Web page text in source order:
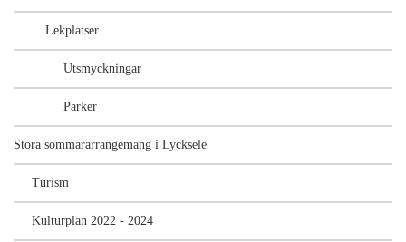
Lekplatser
Utsmyckningar
Parker
Stora sommararrangemang i Lycksele
Turism
Kulturplan 2022 - 2024